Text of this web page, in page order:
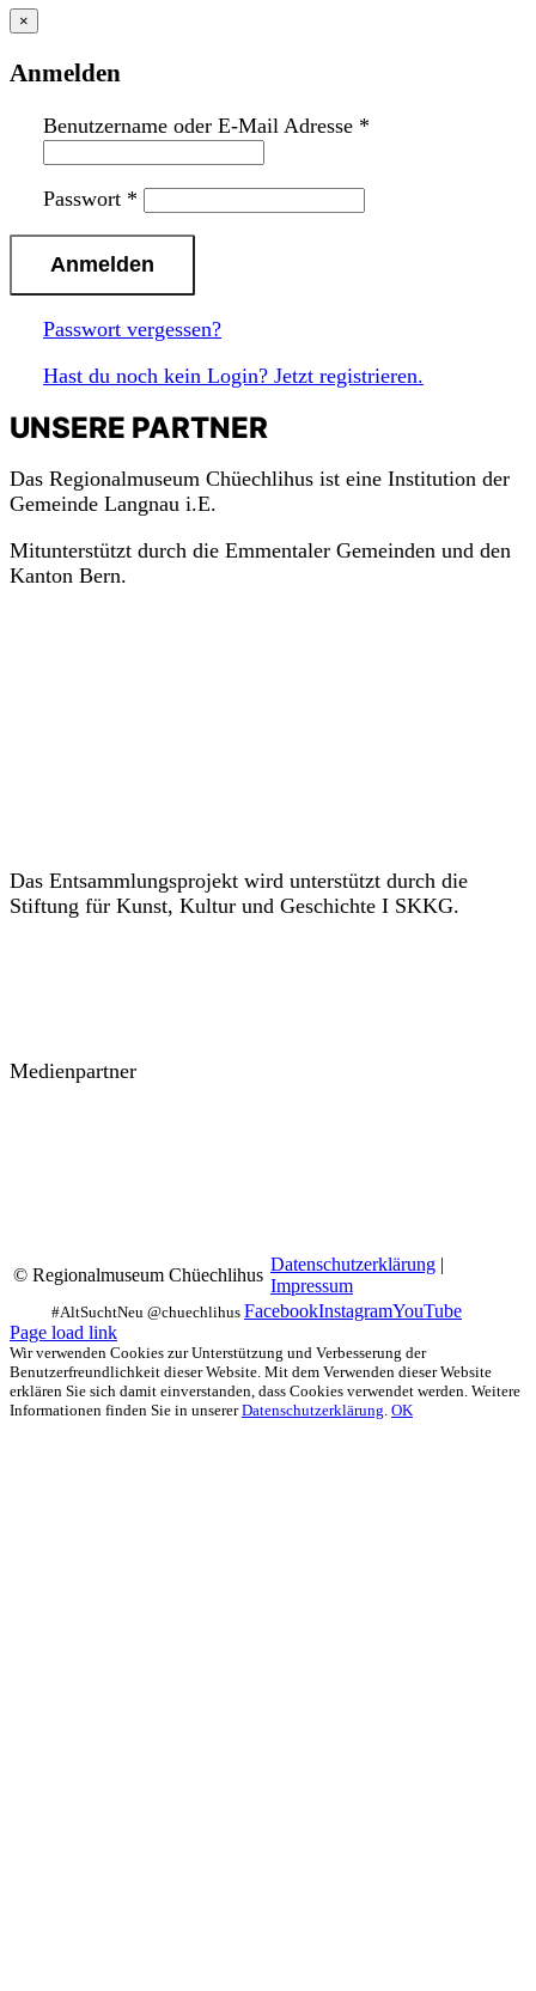
×
Anmelden
Benutzername oder E-Mail Adresse *
Passwort *
Passwort vergessen?
Hast du noch kein Login? Jetzt registrieren.
UNSERE PARTNER
Das Regionalmuseum Chüechlihus ist eine Institution der
Gemeinde Langnau i.E.
Mitunterstützt durch die Emmentaler Gemeinden und den
Kanton Bern.
Das Entsammlungsprojekt wird unterstützt durch die
Stiftung für Kunst, Kultur und Geschichte I SKKG.
Medienpartner
© Regionalmuseum Chüechlihus
Datenschutzerklärung |
Impressum
FacebookInstagramYouTube
Page load link
Wir verwenden Cookies zur Unterstützung und Verbesserung der
Benutzerfreundlichkeit dieser Website. Mit dem Verwenden dieser Website
erklären Sie sich damit einverstanden, dass Cookies verwendet werden. Weitere
Informationen finden Sie in unsererDatenschutzerklärung. OK